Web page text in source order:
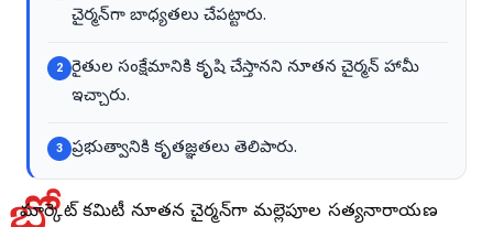
చైర్మన్‌గా బాధ్యతలు చేపట్టారు.
2
రైతుల సంక్షేమానికి కృషి చేస్తానని నూతన చైర్మన్ హామీ
ఇచ్చారు.
3 ప్రభుత్వానికి కృతజ్ఞతలు తెలిపారు.
థ్ మార్కెట్ కమిటీ నూతన చైర్మన్‌గా మల్లెపూల సత్యనారాయణ